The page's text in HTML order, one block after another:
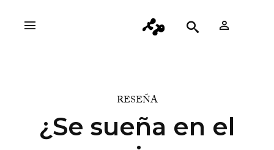
RESEÑA
¿Se sueña en el